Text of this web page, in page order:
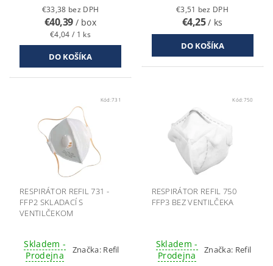
€33,38 bez DPH
€40,39 / box
€4,04 / 1 ks
€3,51 bez DPH
€4,25/ ks
Kód:731
RESPIRÁTOR REFIL 731 -
FFP2 SKLADACÍ S
VENTILČEKOM
Skladem -
Prodejna
Značka: Refil
Kód: 750
RESPIRÁTOR REFIL 750
FFP3 BEZ VENTILČEKA
Skladem -
Prodejna
Značka: Refil